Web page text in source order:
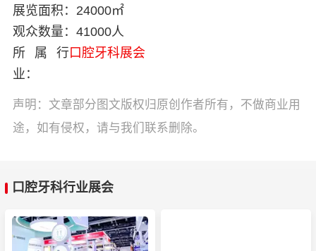
展览面积： 24000㎡
观众数量： 41000人
所属行
业：
口腔牙科展会
声明：文章部分图文版权归原创作者所有，不做商业用
途，如有侵权，请与我们联系删除。
口腔牙科行业展会